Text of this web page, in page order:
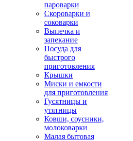
пароварки
Скороварки и
соковарки
Выпечка и
запекание
Посуда для
быстрого
приготовления
Крышки
Миски и емкости
для приготовления
Гусятницы и
утятницы
Ковши, соусники,
молоковарки
Малая бытовая